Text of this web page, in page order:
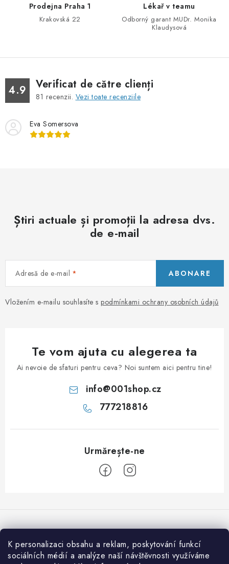
K personalizaci obsahu a reklam, poskytování funkcí
sociálních médií a analýze naší návštěvnosti využíváme
Prodejna Praha 1
Krakovská 22
Lékař v teamu
Odborný garant MUDr. Monika
Klaudysová
4.9 Verificat de către clienți
81 recenzii. Vezi toate recenziile
Eva Somersova
Știri actuale și promoții la adresa dvs.
de e-mail
Adresă de e-mail
Vložením e-mailu souhlasíte s podmínkami ochrany osobních údajů
ABONARE
Te vom ajuta cu alegerea ta
Ai nevoie de sfaturi pentru ceva? Noi suntem aici pentru tine!
info@001shop.cz
777218816
b
Acceptăm plăţi online